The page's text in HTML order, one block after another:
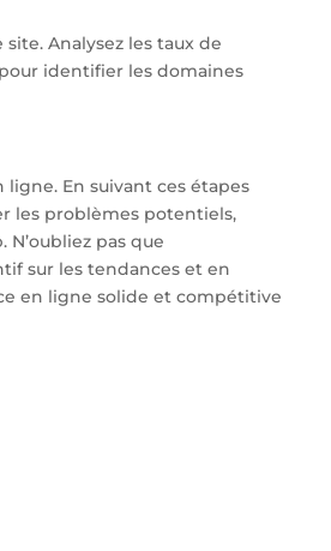
Analysez les taux de
identifier les domaines
En suivant ces étapes
les problèmes potentiels,
pas que
sur les tendances et en
en ligne solide et compétitive